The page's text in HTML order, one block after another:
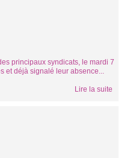
principaux syndicats, le mardi 7
et déjà signalé leur absence...
Lire la suite